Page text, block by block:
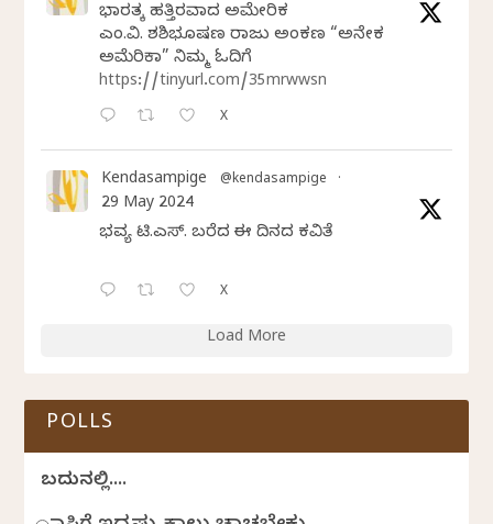
ಭಾರತಕ್ಕೆ ಹತ್ತಿರವಾದ ಅಮೇರಿಕ
ಎಂ.ವಿ. ಶಶಿಭೂಷಣ ರಾಜು ಅಂಕಣ “ಅನೇಕ
ಅಮೆರಿಕಾ” ನಿಮ್ಮ ಓದಿಗೆ
https://tinyurl.com/35mrwwsn
X
Kendasampige @kendasampige ·
29 May 2024
ಭವ್ಯ ಟಿ.ಎಸ್. ಬರೆದ ಈ ದಿನದ ಕವಿತೆ
X
Load More
POLLS
ಬದುಕಿನಲ್ಲಿ....